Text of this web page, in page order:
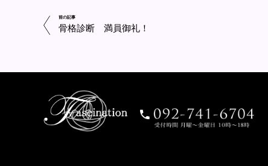
前の記事
骨格診断 満員御礼！